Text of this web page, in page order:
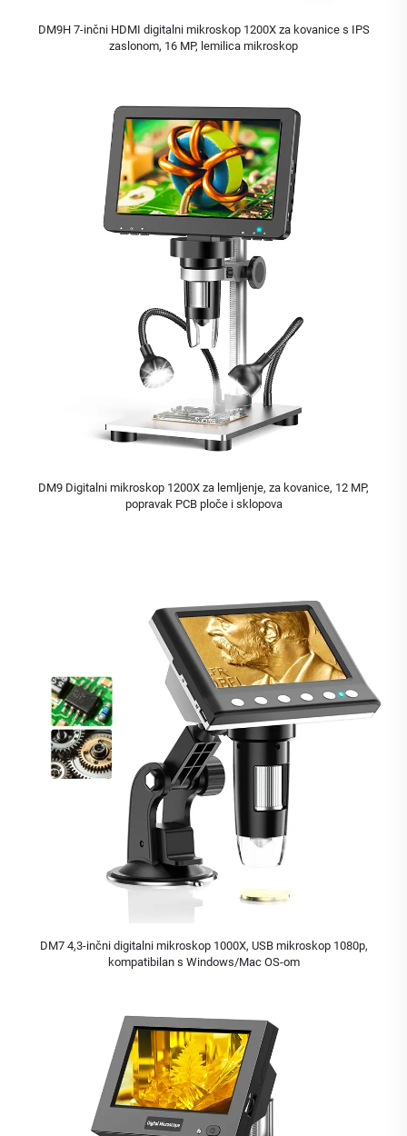
DM9H 7-inčni HDMI digitalni mikroskop 1200X za kovanice s IPS
zaslonom, 16 MP, lemilica mikroskop
DM9 Digitalni mikroskop 1200X za lemljenje, za kovanice, 12 MP,
popravak PCB ploče i sklopova
DM7 4,3-inčni digitalni mikroskop 1000X, USB mikroskop 1080p,
kompatibilan s Windows/Mac OS-om